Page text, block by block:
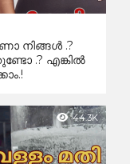
നിങ്ങൾ .?
.? എങ്കിൽ
44.3K